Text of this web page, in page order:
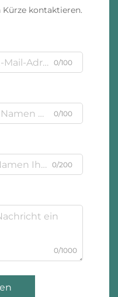
kontaktieren.
0/100
0/100
0/200
0/1000